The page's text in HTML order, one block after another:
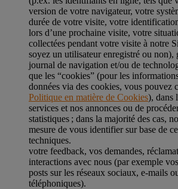
version de votre navigateur, votre
durée de votre visite, votre
lors d’une prochaine visite, votre
collectées pendant votre visite à notre
soyez un utilisateur enregistré ou non),
journal de navigation et/ou de
que les “cookies” (pour les
données via des cookies, vous pouvez
Politique en matière de Cookies), dans
services et nos annonces ou de
statistiques ; dans la majorité des cas,
mesure de vous identifier sur base de
techniques.
votre feedback, vos demandes,
interactions avec nous (par exemple
posts sur les réseaux sociaux, e-mails
téléphoniques).